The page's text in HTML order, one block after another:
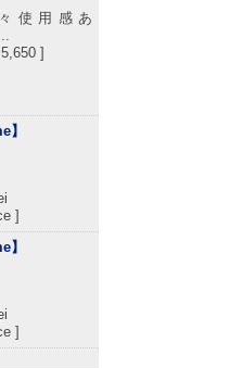
使用感あ
]
】
]
】
]